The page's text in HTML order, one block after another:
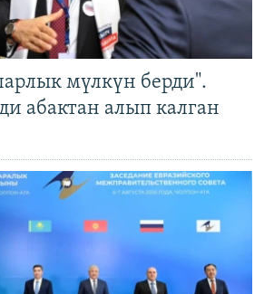
мүлкүн берди".
абактан алып калган